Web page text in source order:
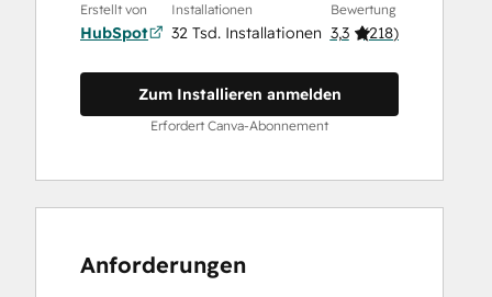
Erstellt von
HubSpot
Installationen
32 Tsd. Installationen
Bewertung
3,3 (218)
Zum Installieren anmelden
Erfordert Canva-Abonnement
Anforderungen